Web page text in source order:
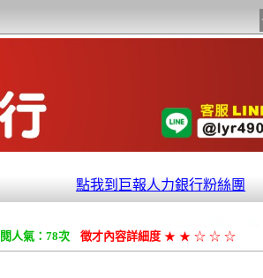
點我到巨報人力銀行粉絲團
人氣：78次 徵才內容詳細度 ★ ★ ☆ ☆ ☆